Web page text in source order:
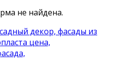
не найдена.